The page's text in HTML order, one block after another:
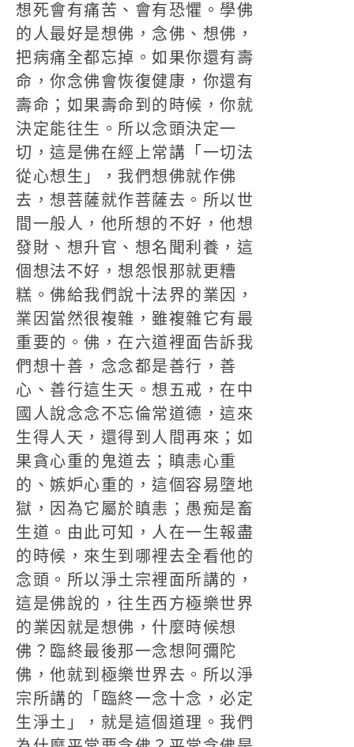
想死會有痛苦、會有恐懼。學佛
的人最好是想佛，念佛、想佛，
把病痛全都忘掉。如果你還有壽
命，你念佛會恢復健康，你還有
壽命；如果壽命到的時候，你就
決定能往生。所以念頭決定一
切，這是佛在經上常講「一切法
從心想生」，我們想佛就作佛
去，想菩薩就作菩薩去。所以世
間一般人，他所想的不好，他想
發財、想升官、想名聞利養，這
個想法不好，想怨恨那就更糟
糕。佛給我們說十法界的業因，
業因當然很複雜，雖複雜它有最
重要的。佛，在六道裡面告訴我
們想十善，念念都是善行，善
心、善行這生天。想五戒，在中
國人說念念不忘倫常道德，這來
生得人天，還得到人間再來；如
果貪心重的鬼道去；瞋恚心重
的、嫉妒心重的，這個容易墮地
獄，因為它屬於瞋恚；愚痴是畜
生道。由此可知，人在一生報盡
的時候，來生到哪裡去全看他的
念頭。所以淨土宗裡面所講的，
這是佛說的，往生西方極樂世界
的業因就是想佛，什麼時候想
佛？臨終最後那一念想阿彌陀
佛，他就到極樂世界去。所以淨
宗所講的「臨終一念十念，必定
生淨土」，就是這個道理。我們